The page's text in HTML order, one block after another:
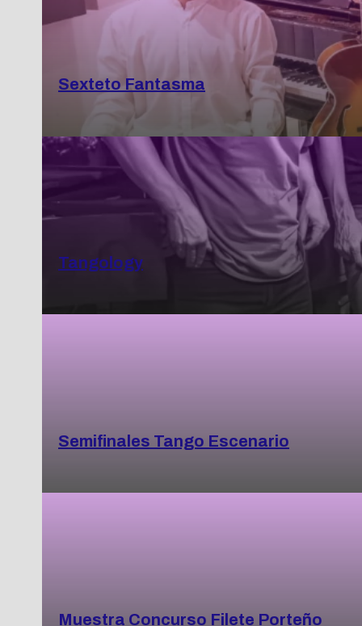
Sexteto Fantasma
Tangology
Semifinales Tango Escenario
Muestra Concurso Filete Porteño